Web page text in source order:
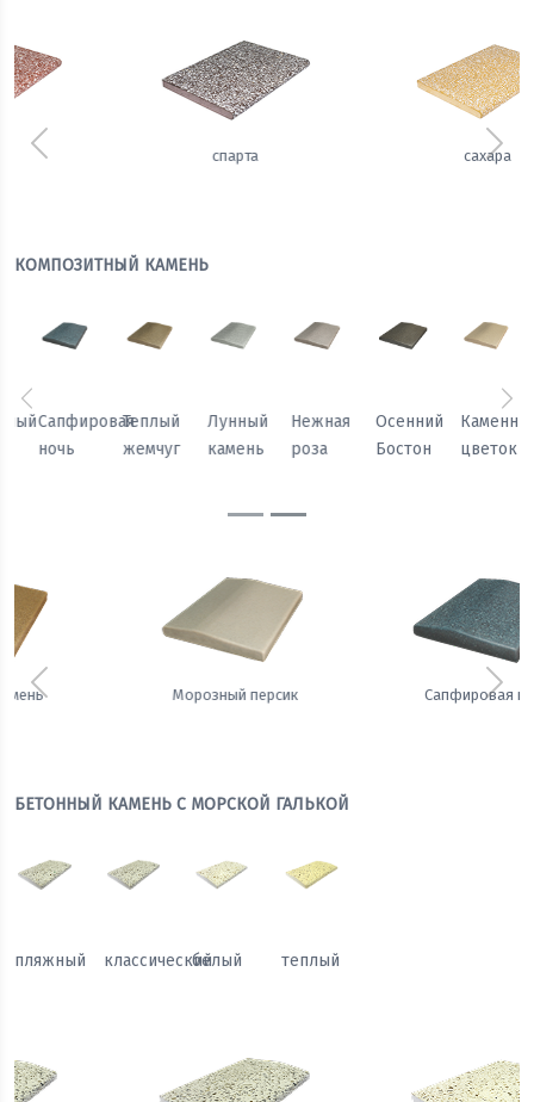
Предыдущий
КОМПОЗИТНЫЙ КАМЕНЬ
Осенний
Бостон
Каменный
цветок
Песчаный
камень
Морозный
персик
Сапфировая
ночь
Теплый
жемчуг
Предыдущий
Сапфировая ночь Теплый жемчуг
Предыдущий
БЕТОННЫЙ КАМЕНЬ С МОРСКОЙ ГАЛЬКОЙ
пляжный классическийбелый теплый